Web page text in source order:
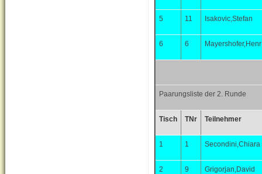
5 11 Isakovic,Stefan
6 6 Mayershofer,Henr
Paarungsliste der 2. Runde
Tisch TNr Teilnehmer
1 1 Secondini,Chiara
2 9 Grigorjan,David